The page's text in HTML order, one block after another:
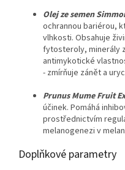
Olejzesemen
ochrannou bariérou,
vlhkosti. Obsahuje
fytosteroly, minerály
antimykotické
- zmírňuje zánět a
Prunus MumeFruit
účinek. Pomáhá
prostřednictvím
melanogenezi v
Doplňkové parametry